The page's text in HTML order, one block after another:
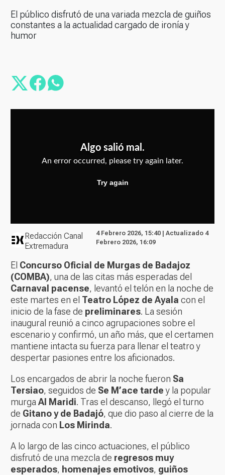
El público disfrutó de una variada mezcla de guiños
constantes a la actualidad cargado de ironía y
humor
Redacción Canal
Extremadura
4 Febrero 2026, 15:40 | Actualizado 4
Febrero 2026, 16:09
El Concurso Oficial de Murgas de Badajoz
(COMBA), una de las citas más esperadas del
Carnaval pacense, levantó el telón en la noche de
este martes en el Teatro López de Ayala con el
inicio de la fase de preliminares. La sesión
inaugural reunió a cinco agrupaciones sobre el
escenario y confirmó, un año más, que el certamen
mantiene intacta su fuerza para llenar el teatro y
despertar pasiones entre los aficionados.
Los encargados de abrir la noche fueron Sa
Tersiao, seguidos de Se M’ace tardey la popular
murga Al Maridi. Tras el descanso, llegó el turno
de Gitano y de Badajó, que dio paso al cierre de la
jornada con Los Mirinda.
A lo largo de las cinco actuaciones, el público
disfrutó de una mezcla de regresos muy
esperados, homenajes emotivos, guiños